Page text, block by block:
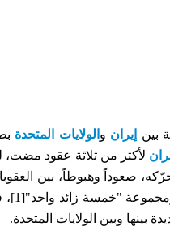
بين إيران و الولايات المتحدة
لأكثر من ثلاثة عقود
صعوداً وهبوطاً، بين
"خمسة زائد واحد"[1]
وبين الولايات المتحدة.